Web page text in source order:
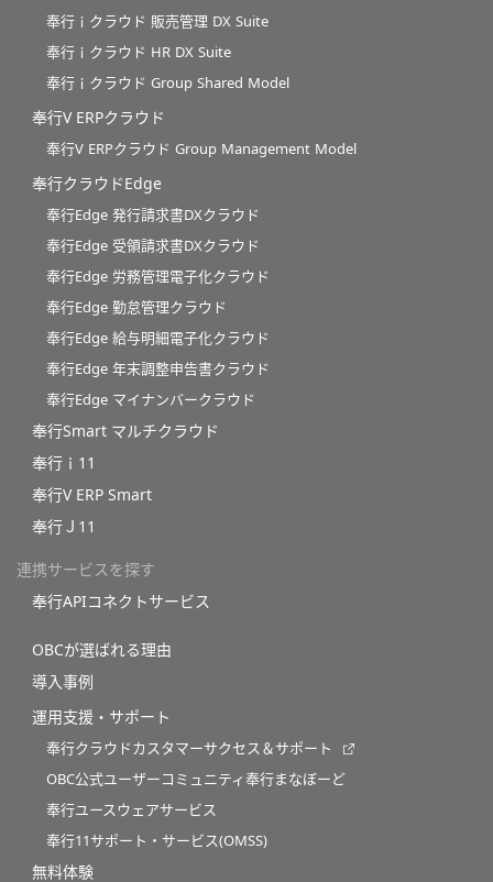
奉行ｉクラウド 販売管理 DX Suite
奉行ｉクラウド HR DX Suite
奉行ｉクラウド Group Shared Model
奉行V ERPクラウド
奉行V ERPクラウド Group Management Model
奉行クラウドEdge
奉行Edge 発行請求書DXクラウド
奉行Edge 受領請求書DXクラウド
奉行Edge 労務管理電子化クラウド
奉行Edge 勤怠管理クラウド
奉行Edge 給与明細電子化クラウド
奉行Edge 年末調整申告書クラウド
奉行Edge マイナンバークラウド
奉行Smart マルチクラウド
奉行ｉ11
奉行V ERP Smart
奉行Ｊ11
連携サービスを探す
奉行APIコネクトサービス
OBCが選ばれる理由
導入事例
運用支援・サポート
奉行クラウドカスタマーサクセス＆サポート
OBC公式ユーザーコミュニティ奉行まなぼーど
奉行ユースウェアサービス
奉行11サポート・サービス(OMSS)
無料体験